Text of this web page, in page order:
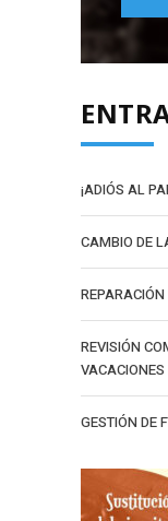
¡ADIÓS AL
CAMBIO DE
REVISIÓN
GESTIÓN DE